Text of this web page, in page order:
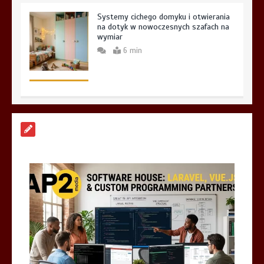
Systemy cichego domyku i otwierania
na dotyk w nowoczesnych szafach na
wymiar
6 min
Markiza tarasowa czy stałe
zadaszenie z poliwęglanu? Co lepiej
sprawdzi się na działce w Wyszkowie?
6 min